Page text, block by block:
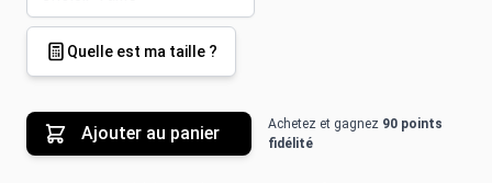
Quelle est ma taille ?
Ajouter au panier Achetez et gagnez 90 points
fidélité